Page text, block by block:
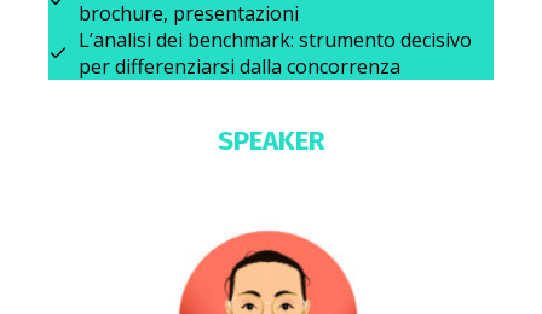
brochure, presentazioni
L’analisi dei benchmark: strumento decisivo
per differenziarsi dalla concorrenza
SPEAKER